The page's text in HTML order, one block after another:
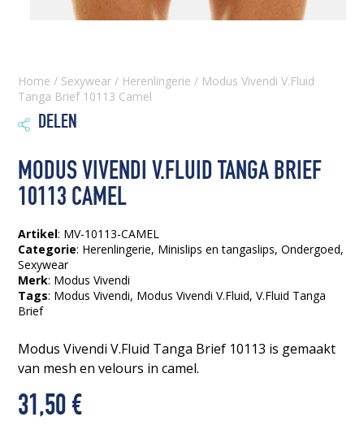
Home / Sexywear / Herenlingerie / Modus Vivendi V.Fluid
Tanga Brief 10113 Camel
 DELEN
MODUS VIVENDI V.FLUID TANGA BRIEF
10113 CAMEL
Artikel: MV-10113-CAMEL
Categorie: Herenlingerie, Minislips en tangaslips,Ondergoed,
Sexywear
Merk: Modus Vivendi
Tags: Modus Vivendi, Modus Vivendi V.Fluid, V.Fluid Tanga
Brief
Modus Vivendi V.Fluid Tanga Brief 10113 is gemaakt
van mesh en velours in camel.
31,50€